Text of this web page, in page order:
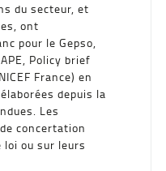
du secteur, et
ont
pour le Gepso,
Policy brief
France) en
depuis la
Les
concertation
loi ou sur leurs